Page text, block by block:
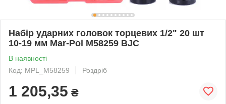
Набір ударних головок торцевих 1/2" 20 шт
10-19 мм Mar-Pol M58259 BJC
В наявності
Код: MPL_M58259
Роздріб
1 205,35 ₴